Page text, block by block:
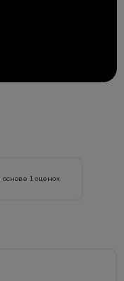
основе 1 оценок